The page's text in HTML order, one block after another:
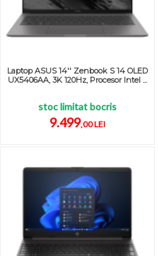
Laptop ASUS 14'' Zenbook S 14 OLED
UX5406AA, 3K 120Hz, Procesor Intel ...
stoc limitat bocris
9.499,00 LEI